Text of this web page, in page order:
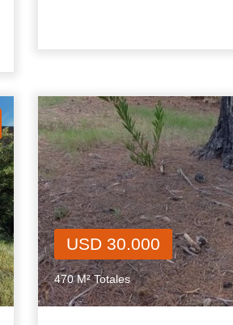
USD 30.000
470 M² Totales